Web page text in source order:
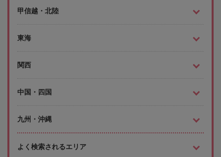
甲信越・北陸
東海
関西
中国・四国
九州・沖縄
よく検索されるエリア